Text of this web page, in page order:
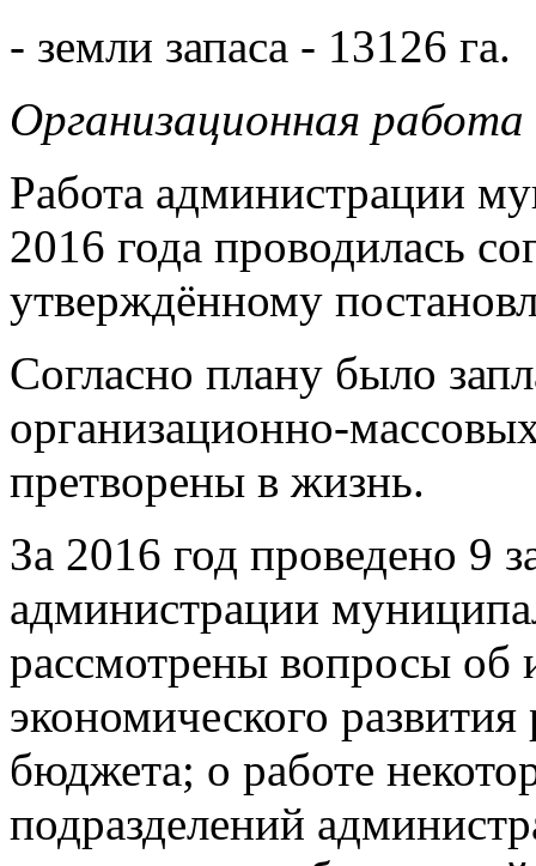
- земли запаса - 13126 га.
Организационная
Работа администрации
2016 года проводилась
утверждённому
Согласно плану было
организационно-
претворены в жизнь.
За 2016 год проведено 9
администрации
рассмотрены вопросы об
экономического
бюджета; о работе
подразделений